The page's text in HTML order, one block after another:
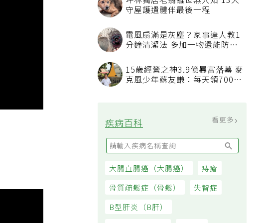
坪林獨居老翁離世無人知 13犬
守屋護遺體伴最後一程
電風扇滿是灰塵？家事達人教1
15歲經營之神3.9億暴富落幕 麥
克風少年蘇友謙：每天領700元
疾病百科